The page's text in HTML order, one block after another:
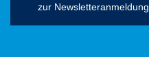
zur Newsletteranmeldung